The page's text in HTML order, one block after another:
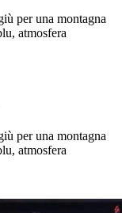
per una montagna
atmosfera
per una montagna
atmosfera